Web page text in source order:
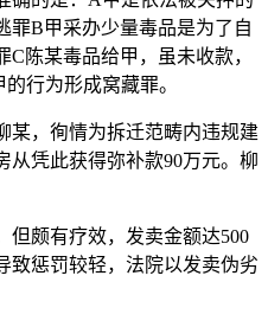
罪B甲采办少量毒品是为了自
陈某毒品给甲，虽未收款，
行为形成窝藏罪。
，徇情为拆迁范畴内违规建
从凭此获得弥补款90万元。柳
颇有疗效，发卖金额达500
致惩罚较轻，法院以发卖伪劣